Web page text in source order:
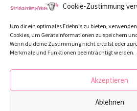
Cookie-Zustimmung
Um dir ein optimales Erlebnis zu bieten,
Cookies, um Geräteinformationen zu speichern
Wenn du deine Zustimmung nicht erteilst oder
Merkmale und Funktionen beeinträchtigt werden.
Akzeptieren
Ablehnen
Impressum
Cookie-Richtlinie (EU)
© Strickstrümpfchen 2026
Erstellt mit